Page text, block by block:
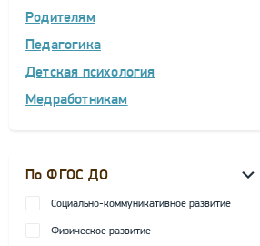
Родителям
Педагогика
Детская психология
Медработникам
По ФГОС ДО
Социально-коммуникативное развитие
Физическое развитие